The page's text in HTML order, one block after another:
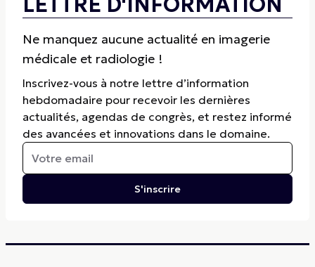
Ne manquez aucune actualité en imagerie
médicale et radiologie !
Inscrivez-vous à notre lettre d’information
hebdomadaire pour recevoir les dernières
actualités, agendas de congrès, et restez informé
des avancées et innovations dans le domaine.
S'inscrire